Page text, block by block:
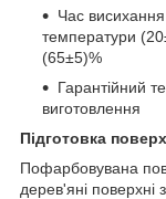
Час
температури
(65±5)%
Гарантійний
виготовлення
Підготовка
Пофарбовувана
дерев'яні поверхні